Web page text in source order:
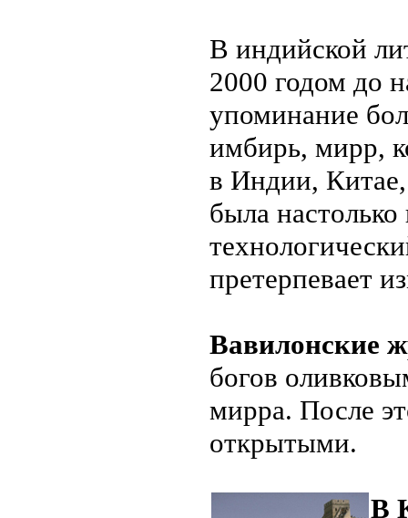
В индийской
2000 годом до
упоминание
имбирь, мирр,
в Индии, Китае,
была
претерпевает
Вавилонские
богов
мирра. После
открытыми.
В